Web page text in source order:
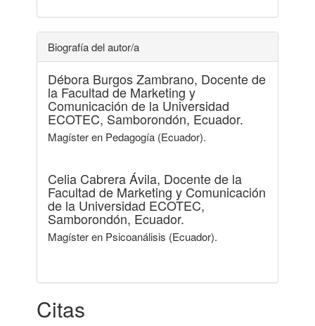
Biografía del autor/a
Débora Burgos Zambrano, Docente de
la Facultad de Marketing y
Comunicación de la Universidad
ECOTEC, Samborondón, Ecuador.
Magíster en Pedagogía (Ecuador).
Celia Cabrera Ávila, Docente de la
Facultad de Marketing y Comunicación
de la Universidad ECOTEC,
Samborondón, Ecuador.
Magíster en Psicoanálisis (Ecuador).
Citas